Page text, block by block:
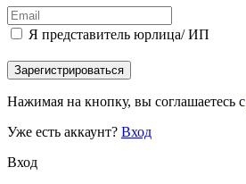
Я представитель юрлица/ ИП
Зарегистрироваться
Нажимая на кнопку, вы соглашаетесь с
Уже есть аккаунт? Вход
Вход